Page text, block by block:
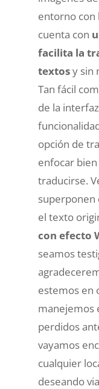
entorno con
cuenta con
facilita la
textosy sin
Tan fácil
de la
opción de
enfocar
traducirse.
superponen
el texto
con efecto
seamos
estemos en
manejemos
perdidos
vayamos
cualquier
deseando